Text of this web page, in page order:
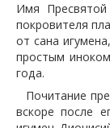
Имя
покровителя
от сана
простым
года.
Почитание
вскоре после